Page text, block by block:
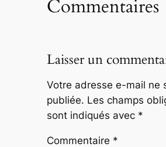
Commentaires
Laisser un
Votre adresse e-mail ne
publiée. Les champs
sont indiqués avec *
Commentaire *